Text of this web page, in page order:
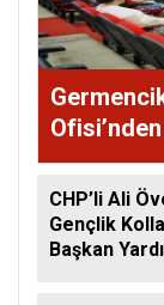
CHP’li Ali
Gençlik
Başkan